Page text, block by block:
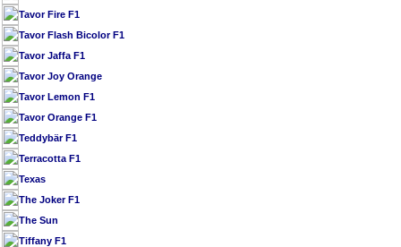
Tavor Fire F1
Tavor Flash Bicolor F1
Tavor Jaffa F1
Tavor Joy Orange
Tavor Lemon F1
Tavor Orange F1
Teddybär F1
Terracotta F1
Texas
The Joker F1
The Sun
Tiffany F1